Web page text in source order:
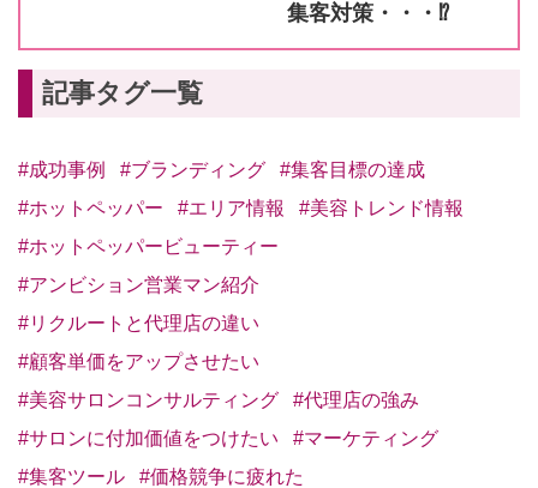
集客対策・・・⁉
記事タグ一覧
#成功事例 #ブランディング
#集客目標の達成
#ホットペッパー
#エリア情報
#美容トレンド情報
#ホットペッパービューティー
#アンビション営業マン紹介
#リクルートと代理店の違い
#顧客単価をアップさせたい
#美容サロンコンサルティング
#代理店の強み
#サロンに付加価値をつけたい
#マーケティング
#集客ツール
#価格競争に疲れた